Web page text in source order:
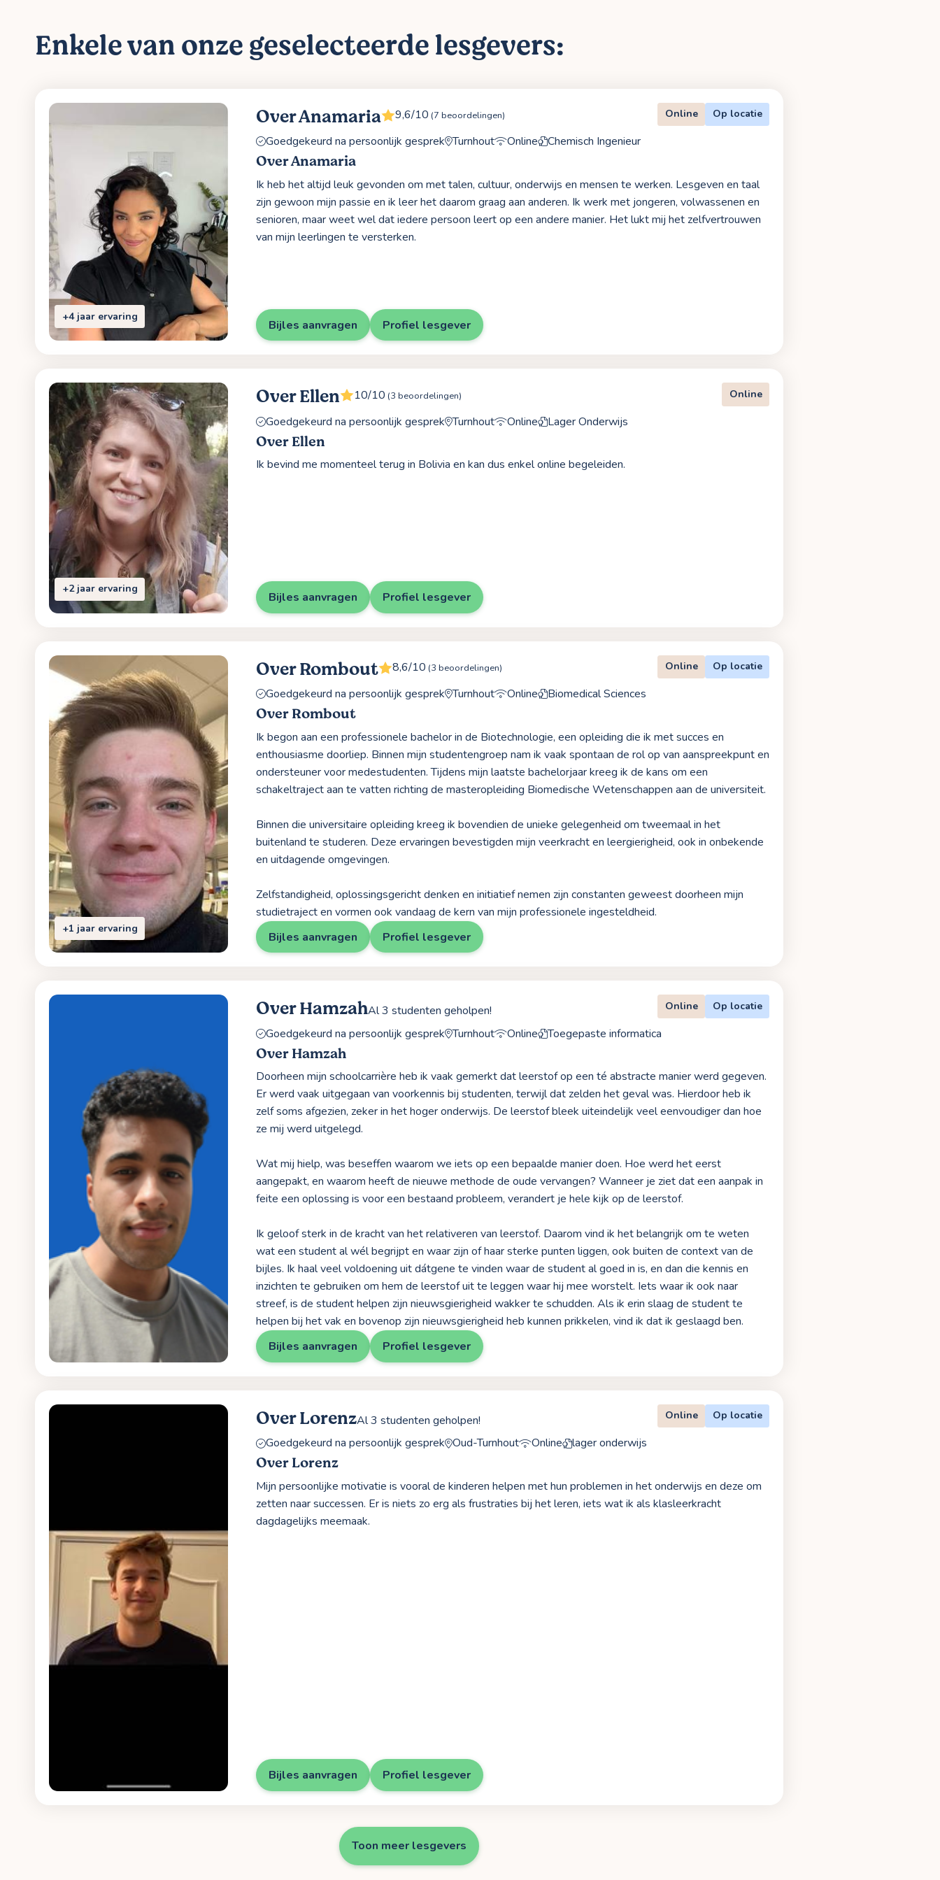
Enkele van onze geselecteerde lesgevers:
+4 jaar ervaring
Over Anamaria 9,6/10 (7 beoordelingen) Online Op locatie
Goedgekeurd na persoonlijk gesprek Turnhout Online Chemisch Ingenieur
Over Anamaria
Ik heb het altijd leuk gevonden om met talen, cultuur, onderwijs en mensen te werken. Lesgeven en taal
zijn gewoon mijn passie en ik leer het daarom graag aan anderen. Ik werk met jongeren, volwassenen en
senioren, maar weet wel dat iedere persoon leert op een andere manier. Het lukt mij het zelfvertrouwen
van mijn leerlingen te versterken.
Bijles aanvragen Profiel lesgever
+2 jaar ervaring
Over Ellen 10/10 (3 beoordelingen) Online
Goedgekeurd na persoonlijk gesprek Turnhout Online Lager Onderwijs
Over Ellen
Ik bevind me momenteel terug in Bolivia en kan dus enkel online begeleiden.
Bijles aanvragen Profiel lesgever
+1 jaar ervaring
Over Rombout 8,6/10 (3 beoordelingen) Online Op locatie
Goedgekeurd na persoonlijk gesprek Turnhout Online Biomedical Sciences
Over Rombout
Ik begon aan een professionele bachelor in de Biotechnologie, een opleiding die ik met succes en
enthousiasme doorliep. Binnen mijn studentengroep nam ik vaak spontaan de rol op van aanspreekpunt en
ondersteuner voor medestudenten. Tijdens mijn laatste bachelorjaar kreeg ik de kans om een
schakeltraject aan te vatten richting de masteropleiding Biomedische Wetenschappen aan de universiteit.
Binnen die universitaire opleiding kreeg ik bovendien de unieke gelegenheid om tweemaal in het
buitenland te studeren. Deze ervaringen bevestigden mijn veerkracht en leergierigheid, ook in onbekende
en uitdagende omgevingen.
Zelfstandigheid, oplossingsgericht denken en initiatief nemen zijn constanten geweest doorheen mijn
studietraject en vormen ook vandaag de kern van mijn professionele ingesteldheid.
Bijles aanvragen
Profiel lesgever
Over HamzahAl 3 studenten geholpen! Online Op locatie
Goedgekeurd na persoonlijk gesprek Turnhout Online Toegepaste informatica
Over Hamzah
Doorheen mijn schoolcarrière heb ik vaak gemerkt dat leerstof op een té abstracte manier werd gegeven.
Er werd vaak uitgegaan van voorkennis bij studenten, terwijl dat zelden het geval was. Hierdoor heb ik
zelf soms afgezien, zeker in het hoger onderwijs. De leerstof bleek uiteindelijk veel eenvoudiger dan hoe
ze mij werd uitgelegd.
Wat mij hielp, was beseffen waarom we iets op een bepaalde manier doen. Hoe werd het eerst
aangepakt, en waarom heeft de nieuwe methode de oude vervangen? Wanneer je ziet dat een aanpak in
feite een oplossing is voor een bestaand probleem, verandert je hele kijk op de leerstof.
Ik geloof sterk in de kracht van het relativeren van leerstof. Daarom vind ik het belangrijk om te weten
wat een student al wél begrijpt en waar zijn of haar sterke punten liggen, ook buiten de context van de
bijles. Ik haal veel voldoening uit dátgene te vinden waar de student al goed in is, en dan die kennis en
inzichten te gebruiken om hem de leerstof uit te leggen waar hij mee worstelt. Iets waar ik ook naar
streef, is de student helpen zijn nieuwsgierigheid wakker te schudden. Als ik erin slaag de student te
helpen bij het vak en bovenop zijn nieuwsgierigheid heb kunnen prikkelen, vind ik dat ik geslaagd ben.
Bijles aanvragen
Profiel lesgever
Over LorenzAl 3 studenten geholpen! Online Op locatie
Goedgekeurd na persoonlijk gesprek Oud-Turnhout Online lager onderwijs
Over Lorenz
Mijn persoonlijke motivatie is vooral de kinderen helpen met hun problemen in het onderwijs en deze om
zetten naar successen. Er is niets zo erg als frustraties bij het leren, iets wat ik als klasleerkracht
dagdagelijks meemaak.
Bijles aanvragen Profiel lesgever
Toon meer lesgevers